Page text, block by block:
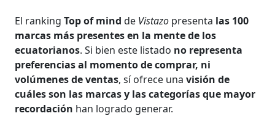
El rankingTop of mindde Vistazo presenta las 100
marcas más presentes en la mente de los
ecuatorianos. Si bien este listado no representa
preferencias al momento de comprar, ni
volúmenes de ventas, sí ofrece unavisión de
cuáles son las marcas y las categorías que mayor
recordación han logrado generar.